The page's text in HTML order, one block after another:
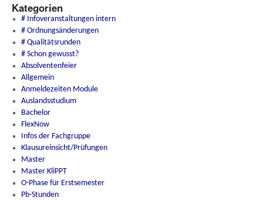
Kategorien
# Infoveranstaltungen intern
# Ordnungsänderungen
# Qualitätsrunden
# Schon gewusst?
Absolventenfeier
Allgemein
Anmeldezeiten Module
Auslandsstudium
Bachelor
FlexNow
Infos der Fachgruppe
Klausureinsicht/Prüfungen
Master
Master KliPPT
O-Phase für Erstsemester
Pb-Stunden